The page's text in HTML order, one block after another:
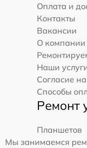
Оплата и
Контакты
Вакансии
О компании
Наши
Согласие
Способы
Ремонт
Планшетов
Мы занимаемся